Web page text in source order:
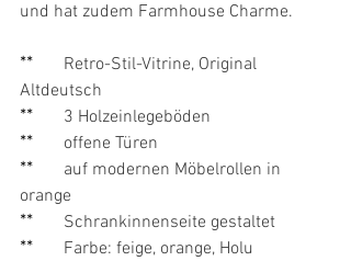
und hat zudem Farmhouse Charme.
**
Retro-Stil-Vitrine, Original
Altdeutsch
** 3 Holzeinlegeböden
** offene Türen
**
auf modernen Möbelrollen in
orange
** Schrankinnenseite gestaltet
** Farbe: feige, orange, Holu